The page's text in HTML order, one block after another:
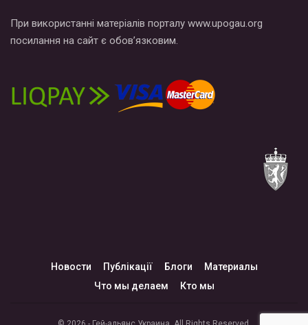
При використанні матеріалів порталу www.upogau.org
посилання на сайт є обов’язковим.
Новости Публікації Блоги
Материалы
Что мы делаем
Кто мы